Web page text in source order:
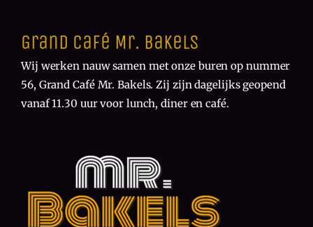
Grand Café Mr. Bakels
Wij werken nauw samen met onze buren op nummer
56, Grand Café Mr. Bakels. Zij zijn dagelijks geopend
vanaf 11.30 uur voor lunch, diner en café.